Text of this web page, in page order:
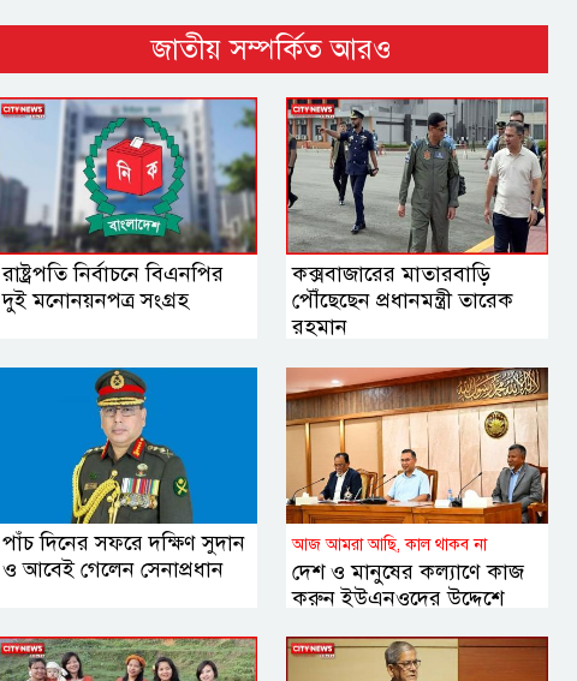
জাতীয় সম্পর্কিত আরও
রাষ্ট্রপতি নির্বাচনে বিএনপির
দুই মনোনয়নপত্র সংগ্রহ
কক্সবাজারের মাতারবাড়ি
পৌঁছেছেন প্রধানমন্ত্রী তারেক
রহমান
পাঁচ দিনের সফরে দক্ষিণ সুদান
ও আবেই গেলেন সেনাপ্রধান
আজ আমরা আছি, কাল থাকব না
দেশ ও মানুষের কল্যাণে কাজ
করুন ইউএনওদের উদ্দেশে